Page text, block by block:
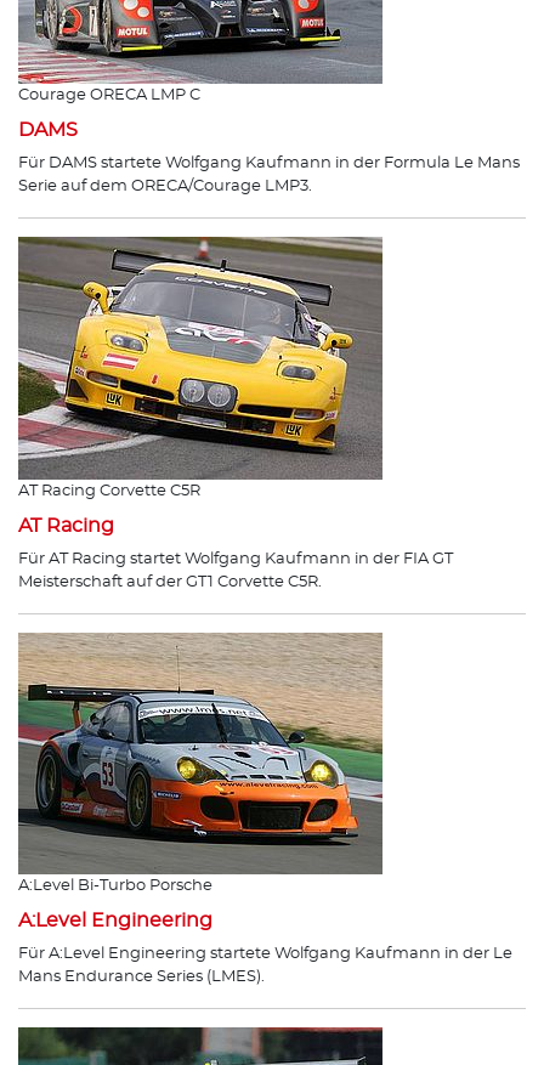
Courage ORECA LMP C
DAMS
Für DAMS startete Wolfgang Kaufmann in der Formula Le Mans
Serie auf dem ORECA/Courage LMP3.
AT Racing Corvette C5R
AT Racing
Für AT Racing startet Wolfgang Kaufmann in der FIA GT
Meisterschaft auf der GT1 Corvette C5R.
A:Level Bi-Turbo Porsche
A:Level Engineering
Für A:Level Engineering startete Wolfgang Kaufmann in der Le
Mans Endurance Series (LMES).